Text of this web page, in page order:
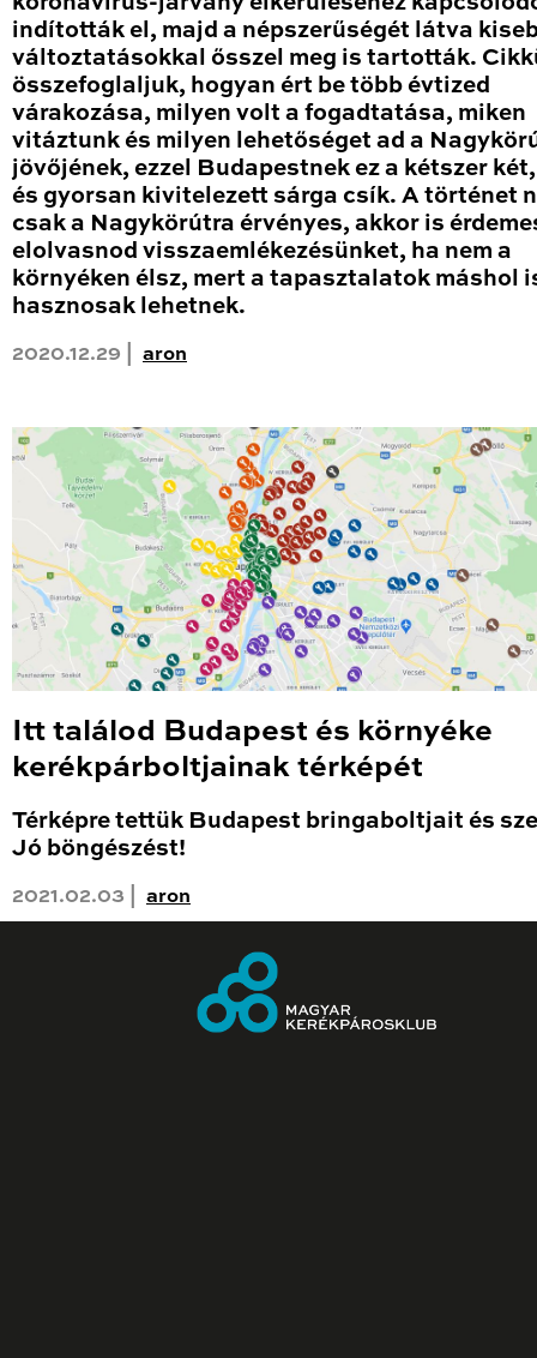
indították el, majd a népszerűségét látva
változtatásokkal ősszel meg is tartották.
összefoglaljuk, hogyan ért be több évtized
várakozása, milyen volt a fogadtatása, miken
vitáztunk és milyen lehetőséget ad a
jövőjének, ezzel Budapestnek ez a kétszer
és gyorsan kivitelezett sárga csík. A történet
csak a Nagykörútra érvényes, akkor is
elolvasnod visszaemlékezésünket, ha nem a
környéken élsz, mert a tapasztalatok máshol
hasznosak lehetnek.
2020.12.29 | aron
Itt találod Budapest és környéke
kerékpárboltjainak térképét
Térképre tettük Budapest bringaboltjait és
Jó böngészést!
2021.02.03 | aron